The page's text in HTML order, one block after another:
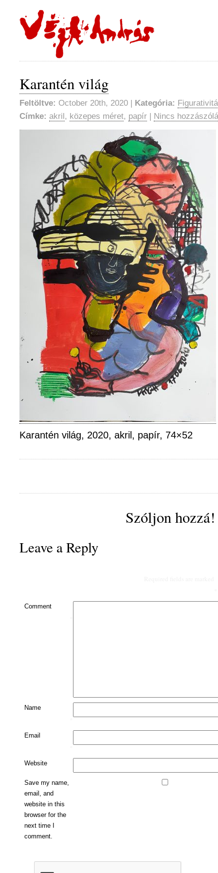
Karantén világ
Feltöltve: October 20th, 2020 | Kategória:
Címke: akril, közepes méret, papír | Nincs
Karantén világ, 2020, akril, papír, 74×52
Szóljon hozzá!
Leave a Reply
Comment
Name
Email
Website
Save my name,
email, and
website in this
browser for the
next time I
comment.